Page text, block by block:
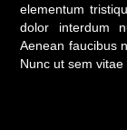
elementum
dolor interdum
Aenean faucibus
Nunc ut sem